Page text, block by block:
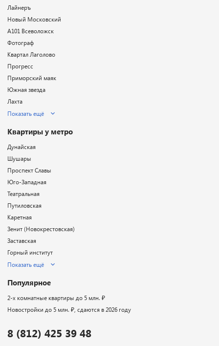
8 (812) 425 39 48
Лайнеръ
Новый Московский
А101 Всеволожск
Фотограф
Квартал Лаголово
Прогресс
Приморский маяк
Южная звезда
Лахта
Показать ещё
Квартиры у метро
Дунайская
Шушары
Проспект Славы
Юго-Западная
Театральная
Путиловская
Каретная
Зенит (Новокрестовская)
Заставская
Горный институт
Показать ещё
Популярное
2-х комнатные квартиры до 5 млн. ₽
Новостройки до 5 млн. ₽, сдаются в 2026 году